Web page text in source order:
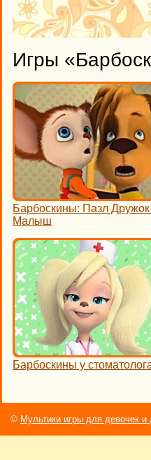
Игры
Барбоскины: Пазл Дружок
Малыш
Барбоскины у
© Мультики игры для девочек и